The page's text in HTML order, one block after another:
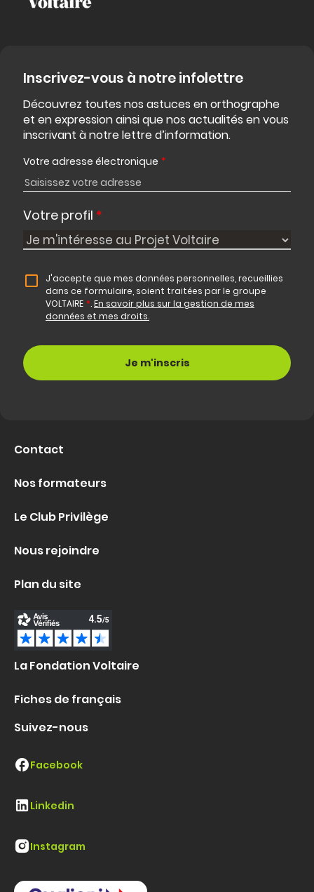
Inscrivez-vous à notre infolettre
Découvrez toutes nos astuces en orthographe
et en expression ainsi que nos actualités en vous
inscrivant à notre lettre d’information.
Votre adresse électronique *
Votre profil *
J'accepte que mes données personnelles, recueillies
dans ce formulaire, soient traitées par le groupe
VOLTAIRE *.En savoir plus sur la gestion de mes
données et mes droits.
Contact
Nos formateurs
Le Club Privilège
Nous rejoindre
Plan du site
La Fondation Voltaire
Fiches de français
Suivez-nous
Facebook
Linkedin
Instagram